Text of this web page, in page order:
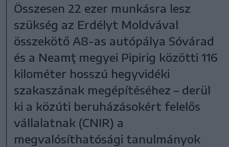
Összesen 22 ezer munkásra lesz
szükség az Erdélyt Moldvával
összekötő A8-as autópálya Sóvárad
és a Neamţ megyei Pipirig közötti 116
kilométer hosszú hegyvidéki
szakaszának megépítéséhez – derül
ki a közúti beruházásokért felelős
vállalatnak (CNIR) a
megvalósíthatósági tanulmányok